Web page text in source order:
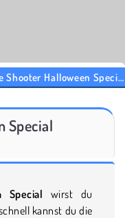
Special
Special wirst du
kannst du die